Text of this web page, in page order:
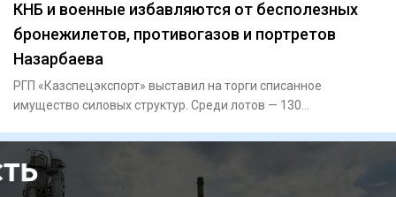
КНБ и военные избавляются от бесполезных
бронежилетов, противогазов и портретов
Назарбаева
РГП «Казспецэкспорт» выставил на торги списанное
имущество силовых структур. Среди лотов — 130